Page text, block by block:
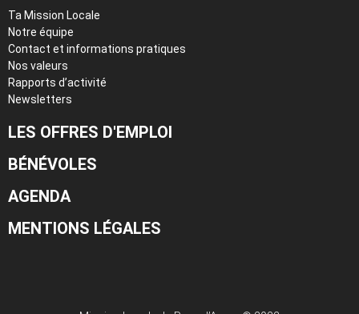
Ta Mission Locale
Notre équipe
Contact et informations pratiques
Nos valeurs
Rapports d’activité
Newsletters
LES OFFRES D'EMPLOI
BÉNÉVOLES
AGENDA
MENTIONS LÉGALES